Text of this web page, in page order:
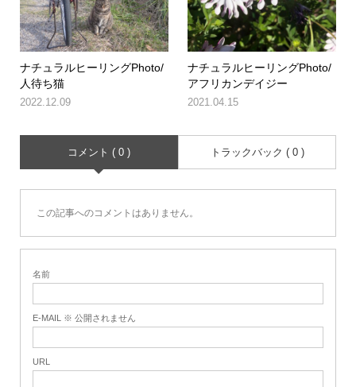
ナチュラルヒーリングPhoto/
人待ち猫
2022.12.09
ナチュラルヒーリングPhoto/
アフリカンデイジー
2021.04.15
コメント ( 0 ) トラックバック ( 0 )
この記事へのコメントはありません。
名前
E-MAIL ※ 公開されません
URL